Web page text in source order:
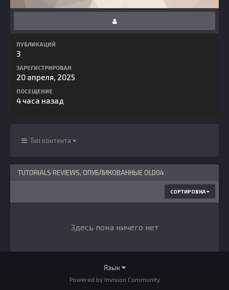
ПУБЛИКАЦИЙ
3
ЗАРЕГИСТРИРОВАН
20 апреля, 2025
ПОСЕЩЕНИЕ
4 часа назад
Тип контента
TUTORIALS REVIEWS, ОПУБЛИКОВАННЫЕ OLD04
СОРТИРОВКА
Здесь пока ничего нет
Язык
Powered by Invision Community